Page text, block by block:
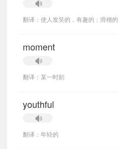
翻译：使人发笑的，有趣的；滑稽的
moment
翻译：某一时刻
youthful
翻译：年轻的